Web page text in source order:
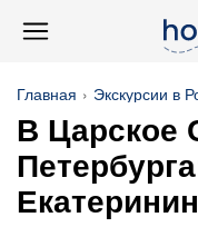
Главная Экскурсии в
В Царское